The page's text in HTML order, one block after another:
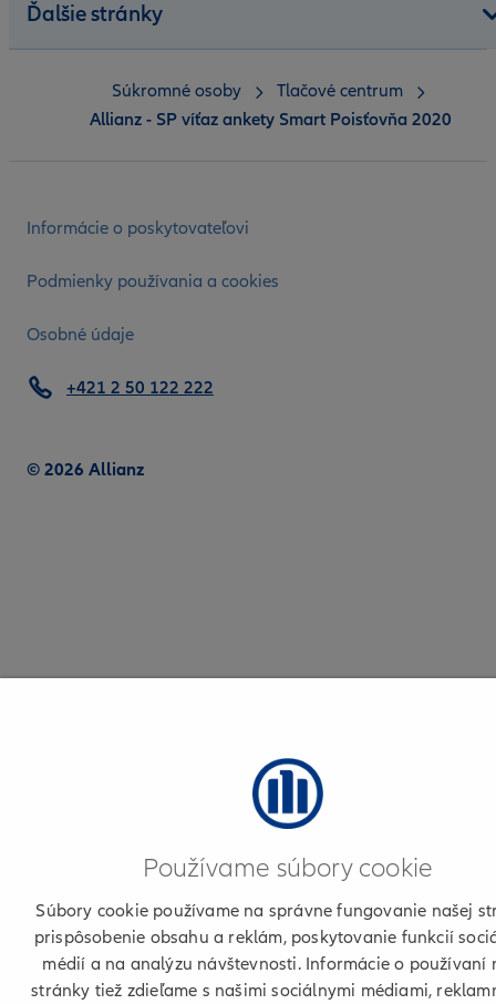
Ďalšie stránky
Informácie o poskytovateľovi
Podmienky používania a cookies
Osobné údaje
© 2026 Allianz
+421 2 50 122 222
Súkromné osoby
Tlačové centrum
Allianz - SP víťaz ankety Smart Poisťovňa 2020
Používame súbory cookie
Súbory cookie používame na správne fungovanie našej
prispôsobenie obsahu a reklám, poskytovanie funkcií
médií a na analýzu návštevnosti. Informácie o používaní
stránky tiež zdieľame s našimi sociálnymi médiami,